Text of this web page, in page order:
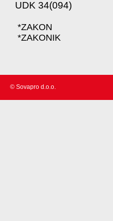
UDK 34(094)
*ZAKON
*ZAKONIK
© Sovapro d.o.o.